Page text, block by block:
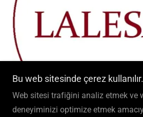
Bu web sitesinde çerez kullanılır.
Web sitesi trafiğini analiz etmek ve
deneyiminizi optimize etmek